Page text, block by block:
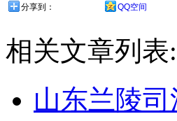
分享到： QQ空间
相关文章列表:
山东兰陵